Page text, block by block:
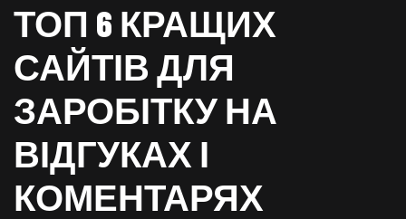
ТОП 6 КРАЩИХ
САЙТІВ ДЛЯ
ЗАРОБІТКУ НА
ВІДГУКАХ І
КОМЕНТАРЯХ